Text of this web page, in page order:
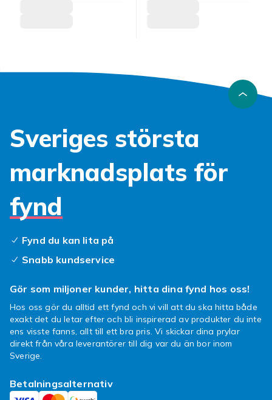
Sveriges största
marknadsplats för
fynd
Fynd du kan lita på
Snabb kundservice
Gör som miljoner kunder, hitta dina fynd hos oss!
Hos oss gör du alltid ett fynd och vi vill att du ska hitta både
exakt det du letar efter och bli inspirerad av produkter du inte
ens visste fanns, allt till ett bra pris. Vi skickar dina prylar
direkt från våra leverantörer till dig var du än bor inom
Sverige.
Betalningsalternativ